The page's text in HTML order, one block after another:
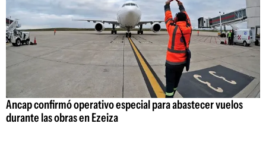
Ancap confirmó operativo especial para abastecer vuelos
durante las obras en Ezeiza